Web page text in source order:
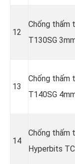
12
Chống thấm
T130SG
13
Chống thấm
T140SG
14
Chống thấm
Hyperbits